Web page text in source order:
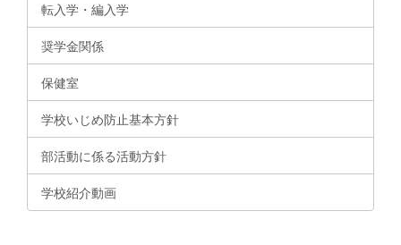
転入学・編入学
奨学金関係
保健室
学校いじめ防止基本方針
部活動に係る活動方針
学校紹介動画